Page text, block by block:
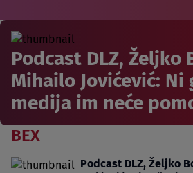
Podcast DLZ, Željko
Mihailo Jovićević: Ni
medija im neće
BEX
Podcast DLZ, Željko